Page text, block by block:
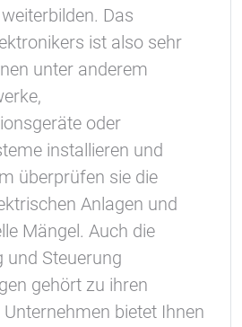
Das
ist also sehr
unter anderem
oder
installieren und
überprüfen sie die
Anlagen und
Mängel. Auch die
Steuerung
gehört zu ihren
bietet Ihnen
die ausgewählten
des Benutzers
Informationen anonym.
helfen uns zu verstehen, wie
Website nutzen.
und Google